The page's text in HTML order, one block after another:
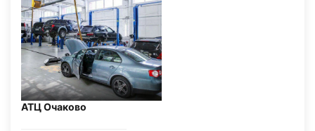
АТЦ Очаково